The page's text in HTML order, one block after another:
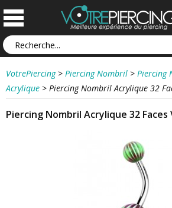
VotrePiercing > Piercing Nombril > Piercing
Acrylique > Piercing Nombril Acrylique 32
Piercing Nombril Acrylique 32